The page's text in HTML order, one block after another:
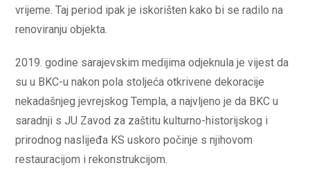
vrijeme. Taj period ipak je iskorišten kako bi se radilo na
renoviranju objekta.
2019. godine sarajevskim medijima odjeknula je vijest da
su u BKC-u nakon pola stoljeća otkrivene dekoracije
nekadašnjeg jevrejskog Templa, a najvljeno je da BKC u
saradnji s JU Zavod za zaštitu kulturno-historijskog i
prirodnog naslijeđa KS uskoro počinje s njihovom
restauracijom i rekonstrukcijom.